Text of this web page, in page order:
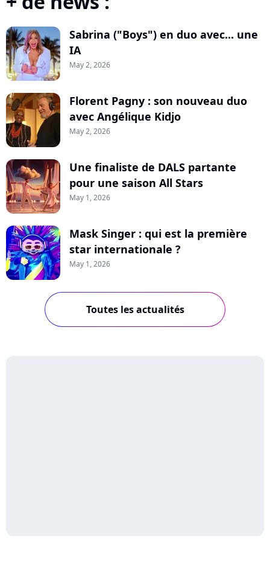
Sabrina ("Boys") en duo avec... une
IA
May 2, 2026
Florent Pagny : son nouveau duo
avec Angélique Kidjo
May 2, 2026
Une finaliste de DALS partante
pour une saison All Stars
May 1, 2026
Mask Singer : qui est la première
star internationale ?
May 1, 2026
Toutes les actualités